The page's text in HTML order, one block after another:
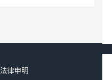
法律申明